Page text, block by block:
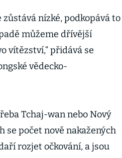
nízké, podkopává to
můžeme dřívější
vítězství,“ přidává se
vědecko-
Tchaj-wan nebo Nový
se počet nově nakažených
rozjet očkování, a jsou